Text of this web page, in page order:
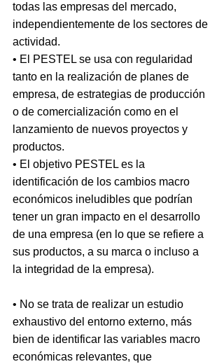
todas las empresas del mercado,
independientemente de los sectores de
actividad.
• El PESTEL se usa con regularidad
tanto en la realización de planes de
empresa, de estrategias de producción
o de comercialización como en el
lanzamiento de nuevos proyectos y
productos.
• El objetivo PESTEL es la
identificación de los cambios macro
económicos ineludibles que podrían
tener un gran impacto en el desarrollo
de una empresa (en lo que se refiere a
sus productos, a su marca o incluso a
la integridad de la empresa).
• No se trata de realizar un estudio
exhaustivo del entorno externo, más
bien de identificar las variables macro
económicas relevantes, que